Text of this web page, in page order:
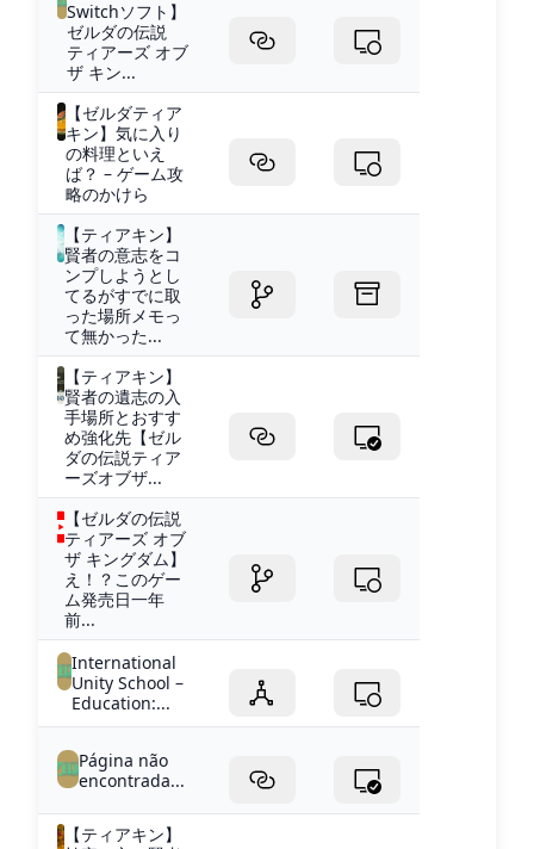
Switchソフト】
ゼルダの伝説
ティアーズ オブ
ザ キン...
【ゼルダティア
キン】気に入り
の料理といえ
ば？ – ゲーム攻
略のかけら
【ティアキン】
賢者の意志をコ
ンプしようとし
てるがすでに取
った場所メモっ
て無かった...
【ティアキン】
賢者の遺志の入
手場所とおすす
め強化先【ゼル
ダの伝説ティア
ーズオブザ...
【ゼルダの伝説
ティアーズ オブ
ザ キングダム】
え！？このゲー
ム発売日一年
前...
International
Unity School –
Education:...
Página não
encontrada...
【ティアキン】